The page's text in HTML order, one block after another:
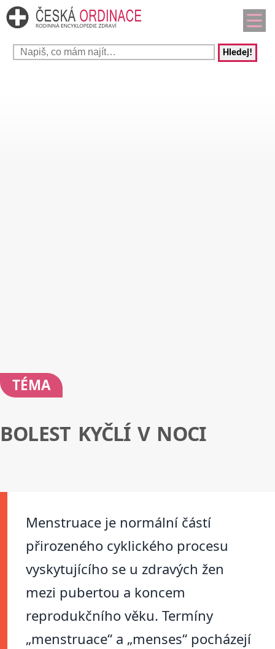
Hledej!
TÉMA
BOLEST KYČLÍ V NOCI
Menstruace je normální částí
přirozeného cyklického procesu
vyskytujícího se u zdravých žen
mezi pubertou a koncem
reprodukčního věku. Termíny
„menstruace“ a „menses“ pocházejí